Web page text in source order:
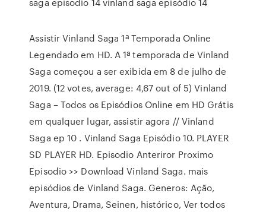
Assistir Vinland Saga 1ª Temporada Online
Legendado em HD. A 1ª temporada de Vinland
Saga começou a ser exibida em 8 de julho de
2019. (12 votes, average: 4,67 out of 5) Vinland
Saga – Todos os Episódios Online em HD Grátis
em qualquer lugar, assistir agora // Vinland
Saga ep 10 . Vinland Saga Episódio 10. PLAYER
SD PLAYER HD. Episodio Anteriror Proximo
Episodio >> Download Vinland Saga. mais
episódios de Vinland Saga. Generos: Ação,
Aventura, Drama, Seinen, histórico, Ver todos